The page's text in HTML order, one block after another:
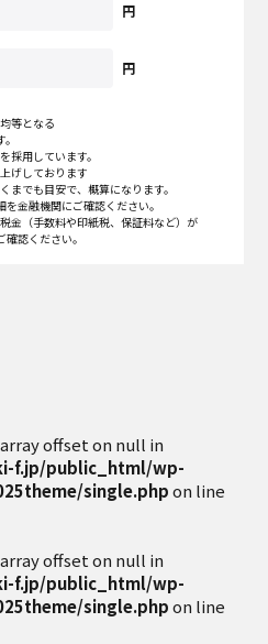
円
円
等となる
採用しています。
げしております
でも目安で、概算になります。
金融機関にご確認ください。
金（手数料や印紙税、保証料など）が
認ください。
offset on null in
f.jp/public_html/wp-
single.phpon line
offset on null in
f.jp/public_html/wp-
single.phpon line